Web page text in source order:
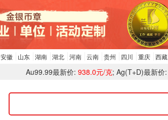
安徽 山东 湖南 湖北 河南 云南 贵州 四川 重庆 西藏
Au99.99最新价: 938.0元/克; Ag(T+D)最新价: